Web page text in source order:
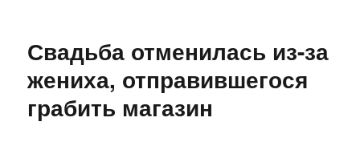
Свадьба отменилась из-за
жениха, отправившегося
грабить магазин